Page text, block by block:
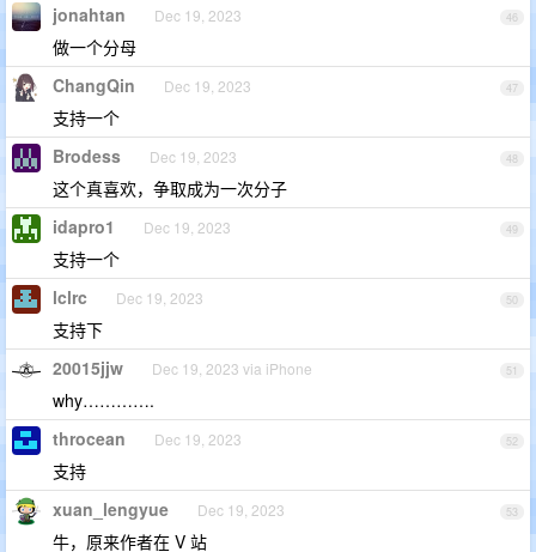
46
jonahtan Dec 19, 2023
做一个分母
47
ChangQin Dec 19, 2023
支持一个
48
Brodess Dec 19, 2023
这个真喜欢，争取成为一次分子
49
idapro1 Dec 19, 2023
支持一个
50
lclrc Dec 19, 2023
支持下
51
20015jjw Dec 19, 2023 via iPhone
why………….
52
throcean Dec 19, 2023
支持
53
xuan_lengyue Dec 19, 2023
牛，原来作者在 V 站